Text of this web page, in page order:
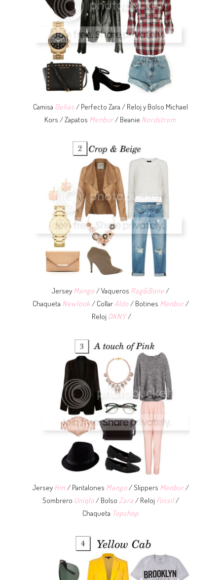
Camisa Delias / Perfecto Zara / Reloj y Bolso Michael
Kors / Zapatos Menbur / Beanie Nordstrom
Jersey Mango / Vaqueros Rag&Bone /
Chaqueta Newlook/ Collar Aldo/ Botines Menbur/
Reloj DKNY/
Jersey Hm / Pantalones Mango/ Slippers Menbur/
Sombrero Uniqlo/ Bolso Zara / Reloj Fossil/
Chaqueta Topshop